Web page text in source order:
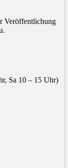
Veröffentlichung
Sa 10 – 15 Uhr)